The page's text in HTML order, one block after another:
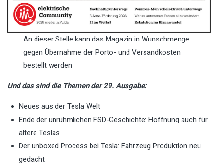
An dieser Stelle kann das Magazin in Wunschmenge
gegen Übernahme der Porto- und Versandkosten
bestellt werden
Und das sind die Themen der 29. Ausgabe:
Neues aus der Tesla Welt
Ende der unrühmlichen FSD-Geschichte: Hoffnung auch für
ältere Teslas
Der unboxed Process bei Tesla: Fahrzeug Produktion neu
gedacht